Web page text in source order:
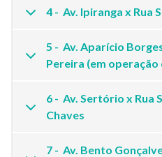
4 - Av. Ipiranga x Rua
5 - Av. Aparício
Pereira (em operação
6 - Av. Sertório x Rua
Chaves
7 - Av. Bento